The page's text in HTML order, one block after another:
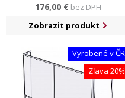
176,00 €bez DPH
Zobrazit produkt
Vyrobené v ČR
Zľava 20%